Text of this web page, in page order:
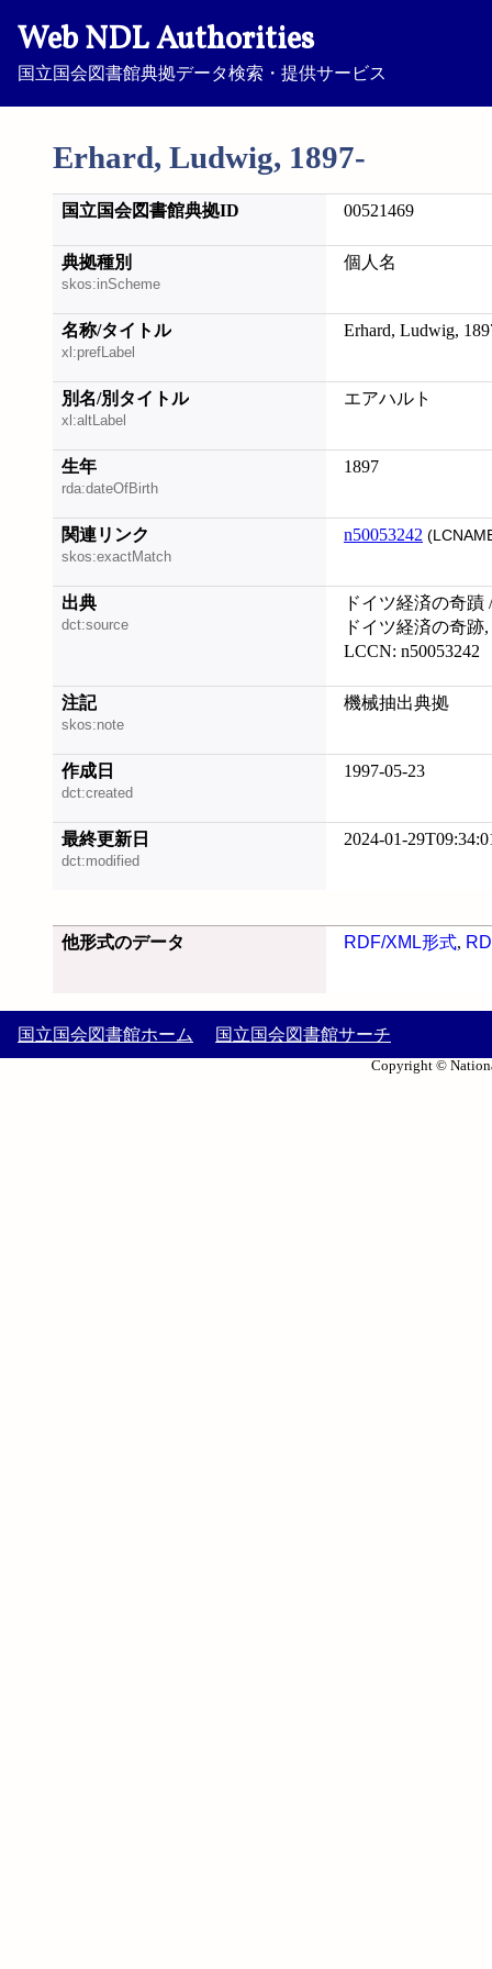
Web NDL Authorities
国立国会図書館典拠データ検索・提供サービス
Erhard, Ludwig, 1897-
国立国会図書館典拠ID 00521469
典拠種別
skos:inScheme
個人名
名称/タイトル
xl:prefLabel
Erhard, Ludwig,
別名/別タイトル
xl:altLabel
エアハルト
生年
rda:dateOfBirth
1897
関連リンク
skos:exactMatch
n50053242
出典
dct:source
ドイツ経済の奇
ドイツ経済の奇跡
LCCN: n50053242
注記
skos:note
機械抽出典拠
作成日
dct:created
1997-05-23
最終更新日
dct:modified
2024-01-
他形式のデータ RDF/XML形式,
国立国会図書館ホーム 国立国会図書館サーチ
Copyright ©